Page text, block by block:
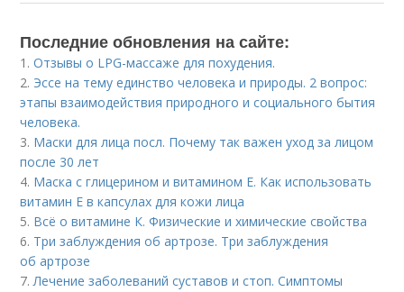
Последние обновления на сайте:
1.Отзывы о LPG-массаже для похудения.
2. Эссе на тему единство человека и природы. 2 вопрос:
этапы взаимодействия природного и социального бытия
человека.
3. Маски для лица посл. Почему так важен уход за лицом
после 30 лет
4. Маска с глицерином и витамином Е. Как использовать
витамин E в капсулах для кожи лица
5. Всё о витамине К. Физические и химические свойства
6. Три заблуждения об артрозе. Три заблуждения
об артрозе
7.Лечение заболеваний суставов и стоп. Симптомы